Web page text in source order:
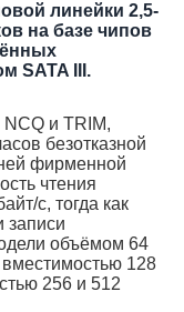
линейки 2,5-
на базе чипов
SATA III.
и TRIM,
безотказной
фирменной
чтения
с, тогда как
записи
объёмом 64
128
256 и 512